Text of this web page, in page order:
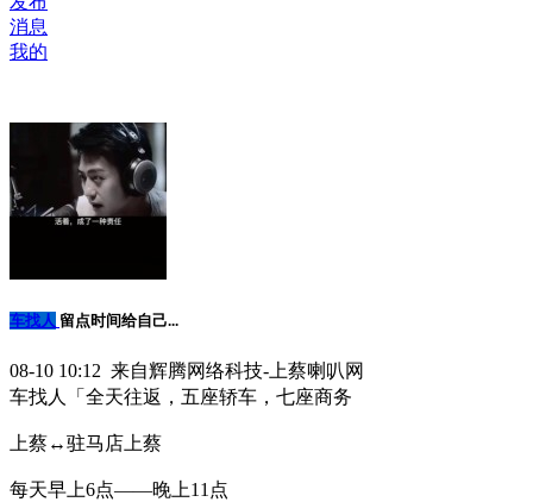
消息
我的
车找人 留点时间给自己...
08-10 10:12 来自辉腾网络科技-上蔡喇叭网
车找人「全天往返，五座轿车，七座商务
上蔡↔️驻马店上蔡
每天早上6点——晚上11点